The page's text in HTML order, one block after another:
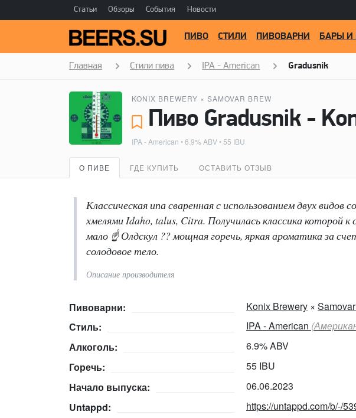
Статьи Обзоры События Новости
ПИВО СТИЛИ ПИВОВАРНИ БАРЫ И
Главная Стили пива IPA - American Gradusnik
KONIX BREWERY × SAMOVAR BREW
Пиво Gradusnik -
IPA - American • 6.9% ABV • 55 IBU
О ПИВЕ ГДЕ КУПИТЬ ОСТАВИТЬ ОТЗЫВ
Классическая ипа сваренная с использованием двух
хмелями Idaho, talus, Citra. Получилась классика которой
мало ☝️ Олдскул ?? мощная горечь, яркая ароматика за
солодовое тело.
Описание производителя
Пивоварни: Konix Brewery ×
Стиль:
IPA - American
Алкоголь:
6.9% ABV
Горечь:
55 IBU
Начало выпуска:
06.06.2023
Untappd:
https://untappd.com/b/-/